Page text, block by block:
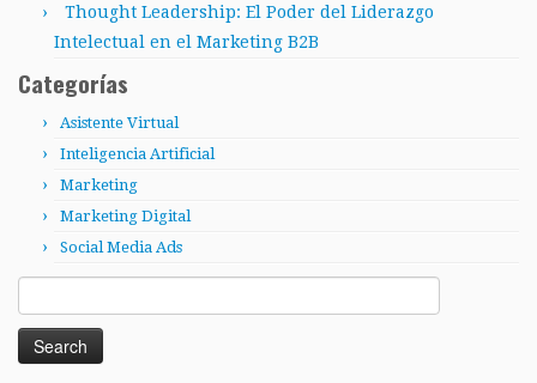
Thought Leadership: El Poder del Liderazgo
Intelectual en el Marketing B2B
Categorías
Asistente Virtual
Inteligencia Artificial
Marketing
Marketing Digital
Social Media Ads